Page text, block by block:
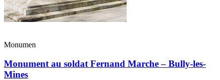
Monumen
Monument au soldat Fernand Marche – Bully-les-
Mines